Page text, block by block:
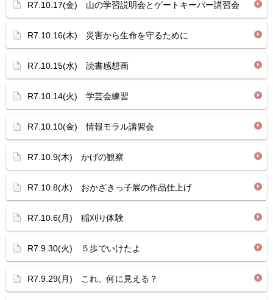
R7.10.17(金) 山の学習説明会とゲートキーパー講習会
R7.10.16(木) 災害から生命を守るために
R7.10.15(水) 読書感想画
R7.10.14(火) 学芸会練習
R7.10.10(金) 情報モラル講習会
R7.10.9(木) かげの観察
R7.10.8(水) おかざきっ子展の作品仕上げ
R7.10.6(月) 稲刈り体験
R7.9.30(火) ５歩でいけたよ
R7.9.29(月) これ、何に見える？